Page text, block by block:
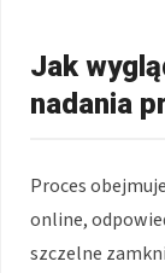
Jak
nadania
Proces
online,
szczelne